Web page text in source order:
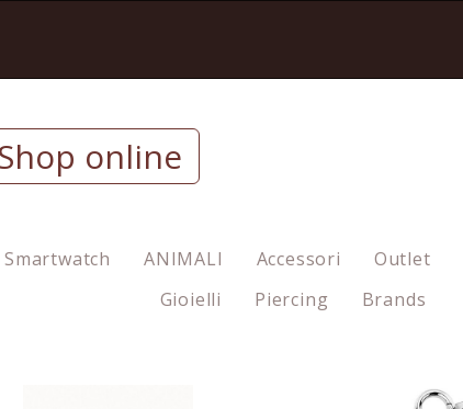
online
Smartwatch ANIMALI Accessori Outlet
Gioielli
Piercing Brands